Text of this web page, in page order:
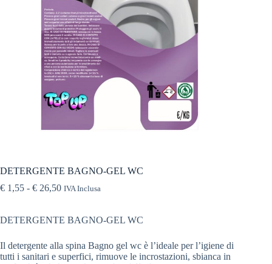
DETERGENTE BAGNO-GEL WC
€ 1,55 - € 26,50 IVA Inclusa
DETERGENTE BAGNO-GEL WC
Il detergente alla spina Bagno gel wc è l’ideale per l’igiene di
tutti i sanitari e superfici, rimuove le incrostazioni, sbianca in